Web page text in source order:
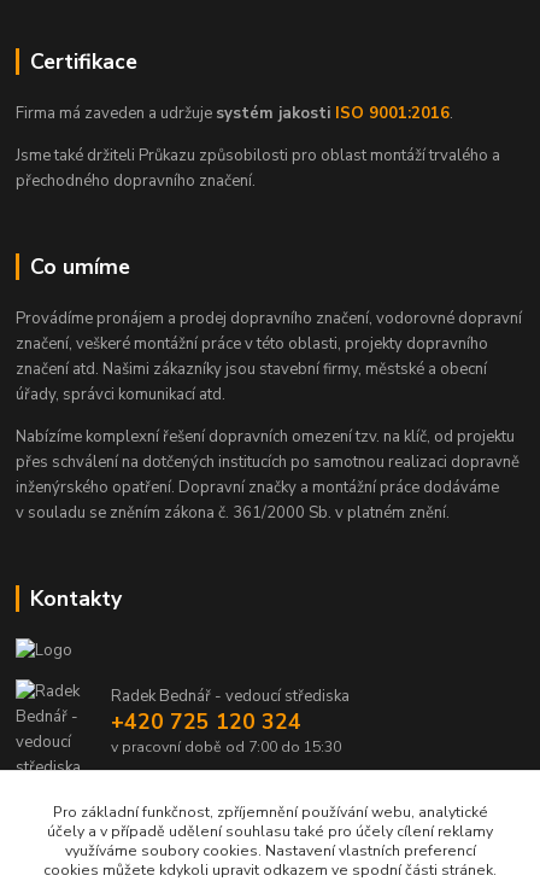
Certifikace
Firma má zaveden a udržuje systém jakosti ISO 9001:2016.
Jsme také držiteli Průkazu způsobilosti pro oblast montáží trvalého a
přechodného dopravního značení.
Co umíme
Provádíme pronájem a prodej dopravního značení, vodorovné dopravní
značení, veškeré montážní práce v této oblasti, projekty dopravního
značení atd. Našimi zákazníky jsou stavební firmy, městské a obecní
úřady, správci komunikací atd.
Nabízíme komplexní řešení dopravních omezení tzv. na klíč, od projektu
přes schválení na dotčených institucích po samotnou realizaci dopravně
inženýrského opatření. Dopravní značky a montážní práce dodáváme
v souladu se zněním zákona č. 361/2000 Sb. v platném znění.
Kontakty
Radek Bednář - vedoucí střediska
+420 725 120 324
v pracovní době od 7:00 do 15:30
Pro základní funkčnost, zpříjemnění používání webu, analytické
účely a v případě udělení souhlasu také pro účely cílení reklamy
využíváme soubory cookies. Nastavení vlastních preferencí
cookies můžete kdykoli upravit odkazem ve spodní části stránek.